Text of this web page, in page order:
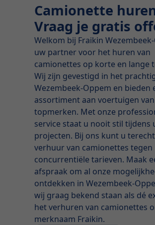
Camionette
Vraag je gratis
Welkom bij Fraikin
uw partner voor het huren van
camionettes op korte en lange
Wij zijn gevestigd in het
Wezembeek-Oppem en bieden
assortiment aan voertuigen van
topmerken. Met onze
service staat u nooit stil tijdens
projecten. Bij ons kunt u
verhuur van camionettes tegen
concurrentiële tarieven. Maak
afspraak om al onze
ontdekken in Wezembeek-
wij graag bekend staan als dé
het verhuren van camionettes
merknaam Fraikin.